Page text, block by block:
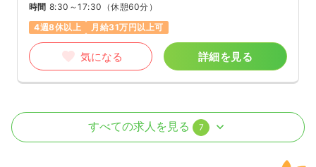
時間 8:30～17:30 （休憩60分）
4週8休以上
月給31万円以上可
気になる 詳細を見る
病棟 正・准看護師 / 管理職
すべての求人を見る 7